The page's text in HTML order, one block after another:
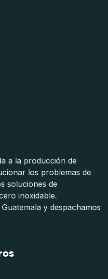
a la producción de
los problemas de
soluciones de
inoxidable.
y despachamos